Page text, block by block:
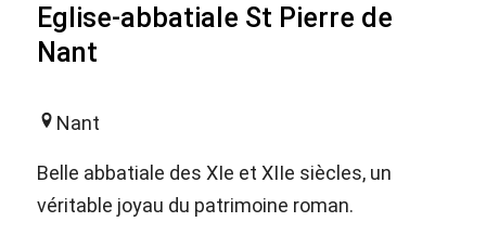
Eglise-abbatiale St Pierre de
Nant
Nant
Belle abbatiale des XIe et XIIe siècles, un
véritable joyau du patrimoine roman.